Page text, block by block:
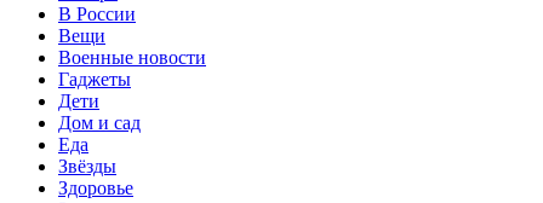
В России
Вещи
Военные новости
Гаджеты
Дети
Дом и сад
Еда
Звёзды
Здоровье